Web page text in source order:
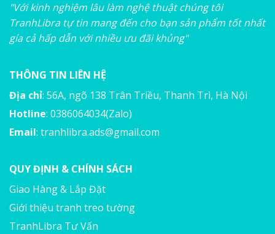
"Với kinh nghiệm lâu làm nghệ thuật chúng tôi
TranhLibra tự tin mang đến cho bạn sản phẩm tốt nhất
gía cả hấp dẫn với nhiều ưu đãi khủng"
THÔNG TIN LIÊN HỆ
Địa chỉ: 56A, ngõ 138 Trân Triều, Thanh Trì, Hà Nội
Hotline: 0386064034(Zalo)
Email: tranhlibra.ads@gmail.com
QUY ĐỊNH & CHÍNH SÁCH
Giao Hàng & Lắp Đặt
Giới thiệu tranh treo tường
TranhLibra Tư Vấn